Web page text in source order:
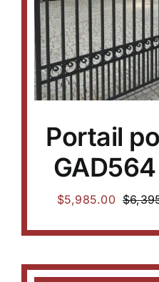
Portail
$
$5,985.00